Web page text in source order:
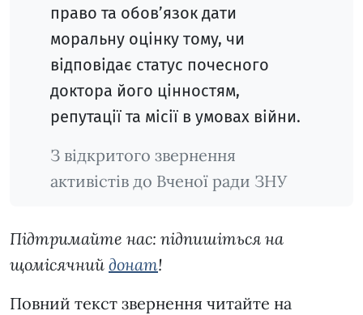
право та обов’язок дати
моральну оцінку тому, чи
відповідає статус почесного
доктора його цінностям,
репутації та місії в умовах війни.
З відкритого звернення
активістів до Вченої ради ЗНУ
Підтримайте нас: підпишіться на
щомісячний донат!
Повний текст звернення читайте на